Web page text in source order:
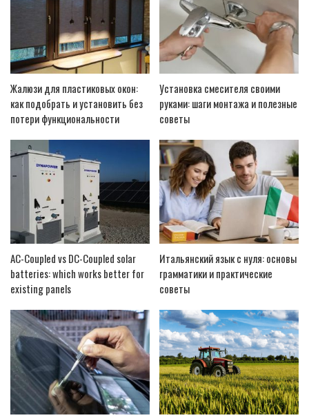
Жалюзи для пластиковых окон:
как подобрать и установить без
потери функциональности
Установка смесителя своими
руками: шаги монтажа и полезные
советы
AC-Coupled vs DC-Coupled solar
batteries: which works better for
existing panels
Итальянский язык с нуля: основы
грамматики и практические
советы